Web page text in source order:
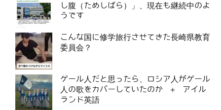
し腹（ためしばら）」、現在も継続中のよ
うです
こんな国に修学旅行させてきた長崎県教育
委員会？
ゲール人だと思ったら、ロシア人がゲール
人の歌をカバーしていたのか ＋ アイル
ランド英語